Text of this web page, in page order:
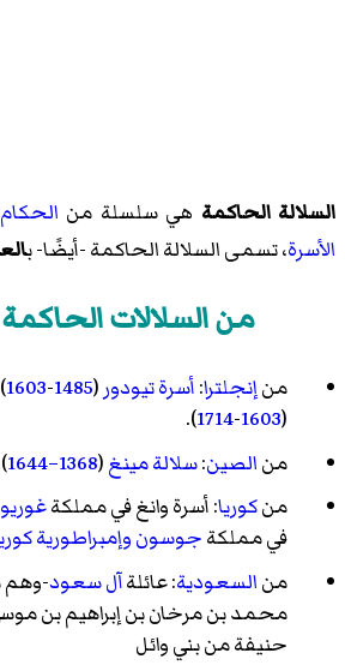
السلالة الحاكمة هي سلسلة من الحكام
الأسرة، تسمى السلالة الحاكمة -أيضًا- ب
من السلالات
منإنجلترا:أسرة تيودور (
1485
-
1603
(
1603
-
1714
).
منالصين:سلالة مينغ(
1368
–1644
منكوريا:أسرة وانغفي مملكةغوريو
في مملكةجوسونوإمبراطورية
منالسعودية: عائلةآل سعود-وهم
محمد بن مرخان بن إبراهيم بن
حنيفة من بني وائل